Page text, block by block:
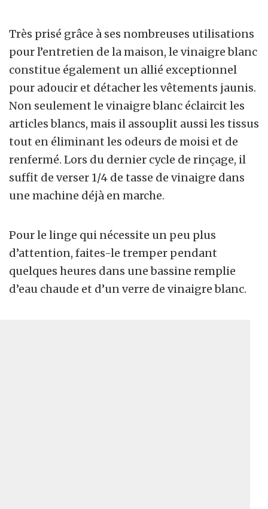
Très prisé grâce à ses nombreuses utilisations
pour l’entretien de la maison, le vinaigre blanc
constitue également un allié exceptionnel
pour adoucir et détacher les vêtements jaunis.
Non seulement le vinaigre blanc éclaircit les
articles blancs, mais il assouplit aussi les tissus
tout en éliminant les odeurs de moisi et de
renfermé. Lors du dernier cycle de rinçage, il
suffit de verser 1/4 de tasse de vinaigre dans
une machine déjà en marche.
Pour le linge qui nécessite un peu plus
d’attention, faites-le tremper pendant
quelques heures dans une bassine remplie
d’eau chaude et d’un verre de vinaigre blanc.